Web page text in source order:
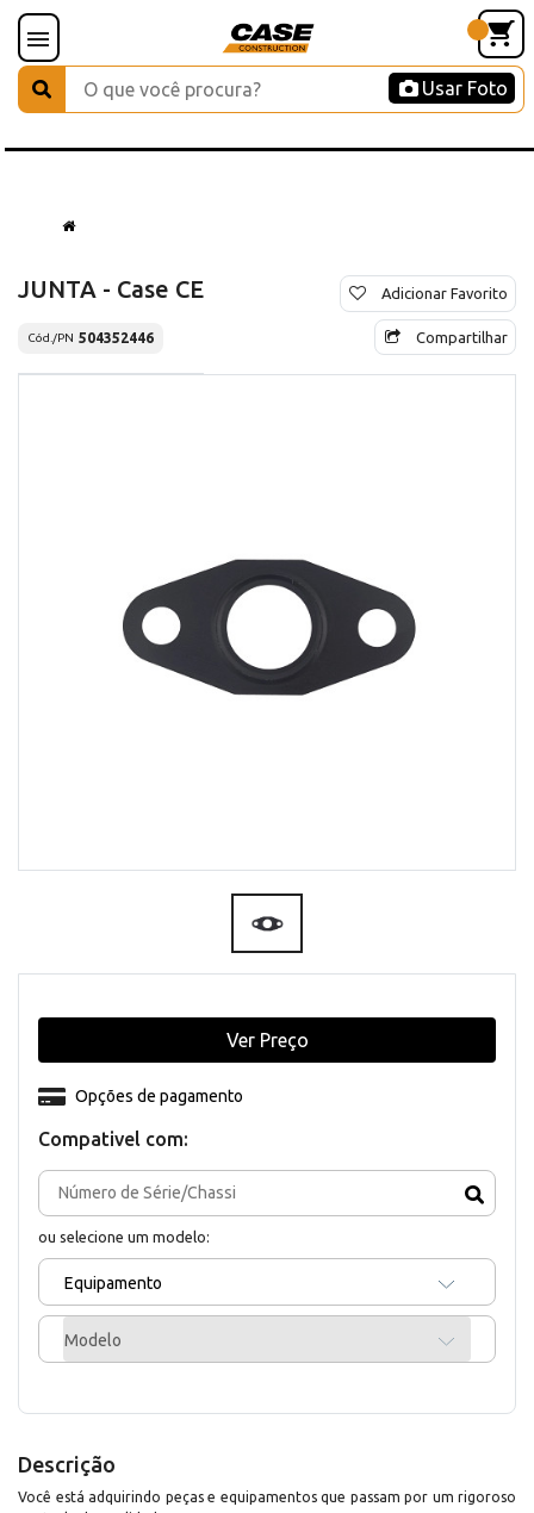
Usar Foto
JUNTA - Case CE
Cód./PN 504352446
Adicionar Favorito
Compartilhar
Compativel com:
ou selecione um modelo:
Equipamento
Modelo
Opções de pagamento
Ver Preço
Descrição
Você está adquirindo peças e equipamentos que passam por um rigoroso